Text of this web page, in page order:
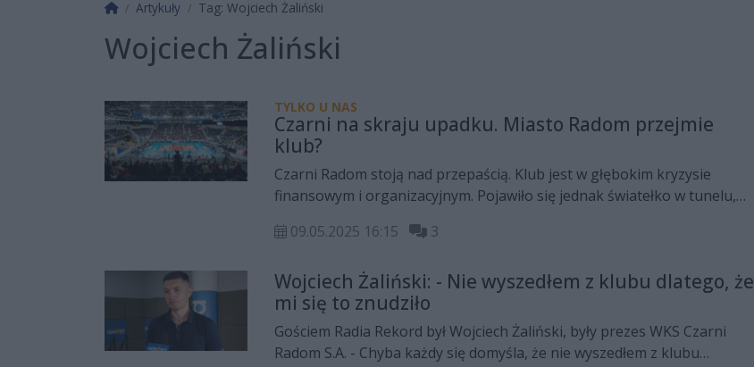
Strona główna
Artykuły Tag: Wojciech Żaliński
Wojciech Żaliński
TYLKO U NAS
Czarni na skraju upadku. Miasto Radom przejmie
klub?
Czarni Radom stoją nad przepaścią. Klub jest w głębokim kryzysie
finansowym i organizacyjnym. Pojawiło się jednak światełko w tunelu,
właściciela, jakim jest stowarzyszenie Czarni. Prezydent Radosław
Decyzje w sprawie zapadną w najbliższych tygodniach, ale sytuacja
wymaga szybkich i zdecydowanych działań.
09.05.2025 16:15 3
Wojciech Żaliński: - Nie wyszedłem z klubu dlatego, że
mi się to znudziło
Gościem Radia Rekord był Wojciech Żaliński, były prezes WKS Czarni
Radom S.A. - Chyba każdy się domyśla, że nie wyszedłem z klubu